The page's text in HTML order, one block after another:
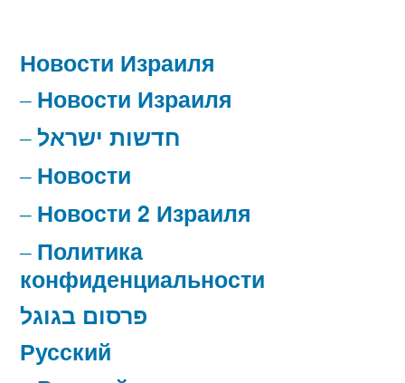
Новости Израиля
Новости Израиля
חדשות ישראל
Новости
Новости 2 Израиля
Политика
конфиденциальности
פרסום בגוגל
Русский